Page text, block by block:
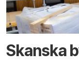
Skanska